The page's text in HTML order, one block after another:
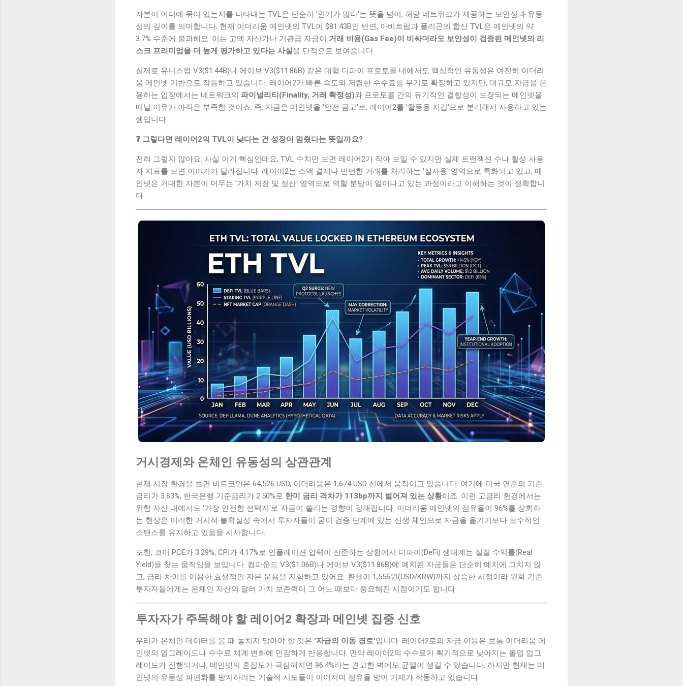
자본이 어디에 묶여 있는지를 나타내는 TVL은 단순히 '인기가 많다'는 뜻을 넘어, 해당 네트워크가 제공하는 보안성과 유동
성의 깊이를 의미합니다. 현재 이더리움 메인넷의 TVL이 $81.43B인 반면, 아비트럼과 폴리곤의 합산 TVL은 메인넷의 약
3.7% 수준에 불과해요. 이는 고액 자산가나 기관급 자금이 거래 비용(Gas Fee)이 비싸더라도 보안성이 검증된 메인넷의 리
스크 프리미엄을 더 높게 평가하고 있다는 사실을 단적으로 보여줍니다.
실제로 유니스왑 V3($1.44B)나 에이브 V3($11.86B) 같은 대형 디파이 프로토콜 내에서도 핵심적인 유동성은 여전히 이더리
움 메인넷 기반으로 작동하고 있습니다. 레이어2가 빠른 속도와 저렴한 수수료를 무기로 확장하고 있지만, 대규모 자금을 운
용하는 입장에서는 네트워크의 파이널리티(Finality, 거래 확정성)와 프로토콜 간의 유기적인 결합성이 보장되는 메인넷을
떠날 이유가 아직은 부족한 것이죠. 즉, 자금은 메인넷을 '안전 금고'로, 레이어2를 '활동용 지갑'으로 분리해서 사용하고 있는
셈입니다.
❓ 그렇다면 레이어2의 TVL이 낮다는 건 성장이 멈췄다는 뜻일까요?
전혀 그렇지 않아요. 사실 이게 핵심인데요, TVL 수치만 보면 레이어2가 작아 보일 수 있지만 실제 트랜잭션 수나 활성 사용
자 지표를 보면 이야기가 달라집니다. 레이어2는 소액 결제나 빈번한 거래를 처리하는 '실사용' 영역으로 특화되고 있고, 메
인넷은 거대한 자본이 머무는 '가치 저장 및 정산' 영역으로 역할 분담이 일어나고 있는 과정이라고 이해하는 것이 정확합니
다.
거시경제와 온체인 유동성의 상관관계
현재 시장 환경을 보면 비트코인은 64,526 USD, 이더리움은 1,674 USD 선에서 움직이고 있습니다. 여기에 미국 연준의 기준
금리가 3.63%, 한국은행 기준금리가 2.50%로 한미 금리 격차가 113bp까지 벌어져 있는 상황이죠. 이런 고금리 환경에서는
위험 자산 내에서도 '가장 안전한 선택지'로 자금이 쏠리는 경향이 강해집니다. 이더리움 메인넷의 점유율이 96%를 상회하
는 현상은 이러한 거시적 불확실성 속에서 투자자들이 굳이 검증 단계에 있는 신생 체인으로 자금을 옮기기보다 보수적인
스탠스를 유지하고 있음을 시사합니다.
또한, 코어 PCE가 3.29%, CPI가 4.17%로 인플레이션 압력이 잔존하는 상황에서 디파이(DeFi) 생태계는 실질 수익률(Real
Yield)을 찾는 움직임을 보입니다. 컴파운드 V3($1.06B)나 에이브 V3($11.86B)에 예치된 자금들은 단순히 예치에 그치지 않
고, 금리 차이를 이용한 효율적인 자본 운용을 지향하고 있어요. 환율이 1,556원(USD/KRW)까지 상승한 시점이라 원화 기준
투자자들에게는 온체인 자산의 달러 가치 보존력이 그 어느 때보다 중요해진 시점이기도 합니다.
투자자가 주목해야 할 레이어2 확장과 메인넷 집중 신호
우리가 온체인 데이터를 볼 때 놓치지 말아야 할 것은 '자금의 이동 경로'입니다. 레이어2로의 자금 이동은 보통 이더리움 메
인넷의 업그레이드나 수수료 체계 변화에 민감하게 반응합니다. 만약 레이어2의 수수료가 획기적으로 낮아지는 롤업 업그
레이드가 진행되거나, 메인넷의 혼잡도가 극심해지면 96.4%라는 견고한 벽에도 균열이 생길 수 있습니다. 하지만 현재는 메
인넷의 유동성 파편화를 방지하려는 기술적 시도들이 이어지며 점유율 방어 기제가 작동하고 있습니다.